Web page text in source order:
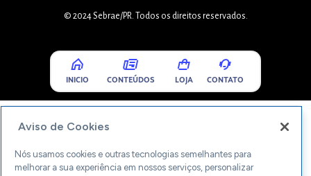
© 2024 Sebrae/PR. Todos os direitos reservados.
INICIO CONTEÚDOS LOJA CONTATO
Aviso de Cookies
Nós usamos cookies e outras tecnologias semelhantes para
melhorar a sua experiência em nossos serviços, personalizar